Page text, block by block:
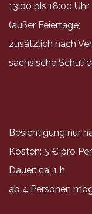
13:00 bis 18:00 Uhr
(außer Feiertage;
zusätzlich nach
sächsische
Besichtigung nur
Kosten: 5 € pro
Dauer: ca. 1 h
ab 4 Personen